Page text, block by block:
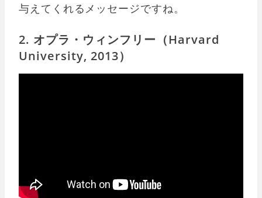
与えてくれるメッセージですね。
2. オプラ・ウィンフリー（Harvard
University, 2013）